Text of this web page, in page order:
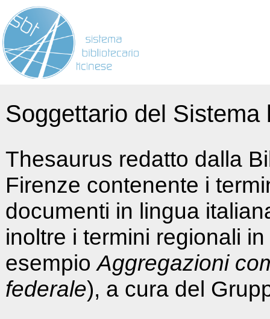
Soggettario del
Thesaurus redatto dalla
Firenze contenente i
documenti in lingua
inoltre i termini regionali
esempioAggregazioni
federale), a cura del